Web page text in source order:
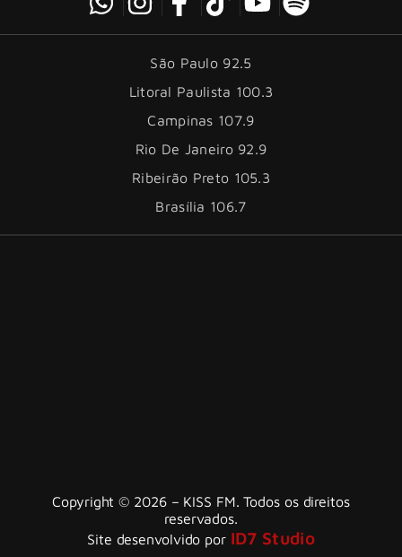
São Paulo 92.5
Litoral Paulista 100.3
Campinas 107.9
Rio De Janeiro 92.9
Ribeirão Preto 105.3
Brasília 106.7
Copyright © 2026 – KISS FM. Todos os direitos
reservados.
Site desenvolvido por ID7 Studio